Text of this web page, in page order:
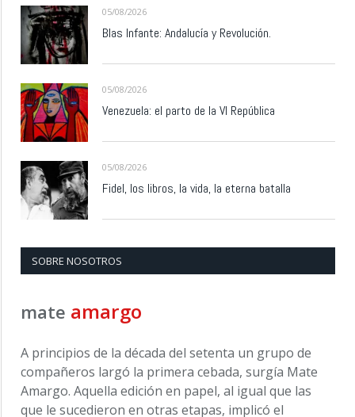
05/08/2026
Blas Infante: Andalucía y Revolución.
05/08/2026
Venezuela: el parto de la VI República
05/08/2026
Fidel, los libros, la vida, la eterna batalla
SOBRE NOSOTROS
mate amargo
A principios de la década del setenta un grupo de
compañeros largó la primera cebada, surgía Mate
Amargo. Aquella edición en papel, al igual que las
que le sucedieron en otras etapas, implicó el